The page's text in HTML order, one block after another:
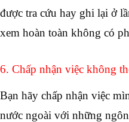
được tra cứu hay ghi lại ở
xem hoàn toàn không có
6. Chấp nhận việc không
Bạn hãy chấp nhận việc
nước ngoài với những